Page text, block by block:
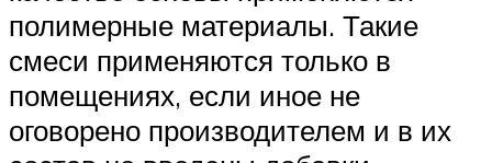
полимерные материалы. Такие
смеси применяются только в
помещениях, если иное не
оговорено производителем и в их